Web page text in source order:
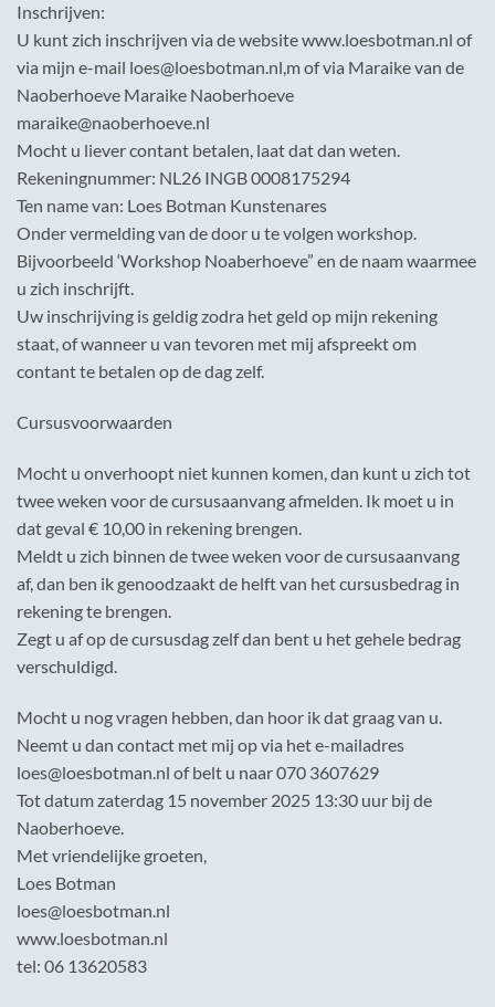
Inschrijven:
U kunt zich inschrijven via de website www.loesbotman.nl of
via mijn e-mail loes@loesbotman.nl,m of via Maraike van de
Naoberhoeve Maraike Naoberhoeve
maraike@naoberhoeve.nl
Mocht u liever contant betalen, laat dat dan weten.
Rekeningnummer: NL26 INGB 0008175294
Ten name van: Loes Botman Kunstenares
Onder vermelding van de door u te volgen workshop.
Bijvoorbeeld ‘Workshop Noaberhoeve” en de naam waarmee
u zich inschrijft.
Uw inschrijving is geldig zodra het geld op mijn rekening
staat, of wanneer u van tevoren met mij afspreekt om
contant te betalen op de dag zelf.
Cursusvoorwaarden
Mocht u onverhoopt niet kunnen komen, dan kunt u zich tot
twee weken voor de cursusaanvang afmelden. Ik moet u in
dat geval € 10,00 in rekening brengen.
Meldt u zich binnen de twee weken voor de cursusaanvang
af, dan ben ik genoodzaakt de helft van het cursusbedrag in
rekening te brengen.
Zegt u af op de cursusdag zelf dan bent u het gehele bedrag
verschuldigd.
Mocht u nog vragen hebben, dan hoor ik dat graag van u.
Neemt u dan contact met mij op via het e-mailadres
loes@loesbotman.nl of belt u naar 070 3607629
Tot datum zaterdag 15 november 2025 13:30 uur bij de
Naoberhoeve.
Met vriendelijke groeten,
Loes Botman
loes@loesbotman.nl
www.loesbotman.nl
tel: 06 13620583